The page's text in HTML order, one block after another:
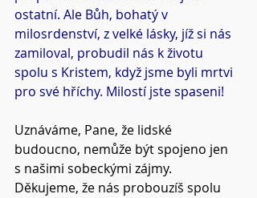
ostatní. Ale Bůh, bohatý v
milosrdenství, z velké lásky, jíž si nás
zamiloval, probudil nás k životu
spolu s Kristem, když jsme byli mrtvi
pro své hříchy. Milostí jste spaseni!
Uznáváme, Pane, že lidské
budoucno, nemůže být spojeno jen
s našimi sobeckými zájmy.
Děkujeme, že nás probouzíš spolu